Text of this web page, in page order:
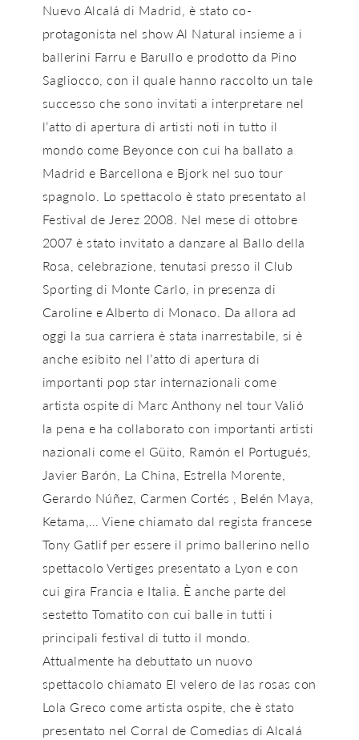
Nuevo Alcalá di Madrid, è stato co-
protagonista nel show Al Natural insieme a i
ballerini Farru e Barullo e prodotto da Pino
Sagliocco, con il quale hanno raccolto un tale
successo che sono invitati a interpretare nel
l’atto di apertura di artisti noti in tutto il
mondo come Beyonce con cui ha ballato a
Madrid e Barcellona e Bjork nel suo tour
spagnolo. Lo spettacolo è stato presentato al
Festival de Jerez 2008. Nel mese di ottobre
2007 è stato invitato a danzare al Ballo della
Rosa, celebrazione, tenutasi presso il Club
Sporting di Monte Carlo, in presenza di
Caroline e Alberto di Monaco. Da allora ad
oggi la sua carriera è stata inarrestabile, si è
anche esibito nel l’atto di apertura di
importanti pop star internazionali come
artista ospite di Marc Anthony nel tour Valió
la pena e ha collaborato con importanti artisti
nazionali come el Güito, Ramón el Portugués,
Javier Barón, La China, Estrella Morente,
Gerardo Núñez, Carmen Cortés , Belén Maya,
Ketama,… Viene chiamato dal regista francese
Tony Gatlif per essere il primo ballerino nello
spettacolo Vertiges presentato a Lyon e con
cui gira Francia e Italia. È anche parte del
sestetto Tomatito con cui balle in tutti i
principali festival di tutto il mondo.
Attualmente ha debuttato un nuovo
spettacolo chiamato El velero de las rosas con
Lola Greco come artista ospite, che è stato
presentato nel Corral de Comedias di Alcalá